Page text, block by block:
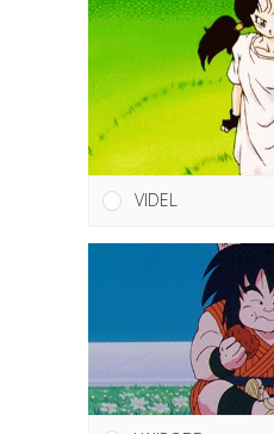
VIDEL